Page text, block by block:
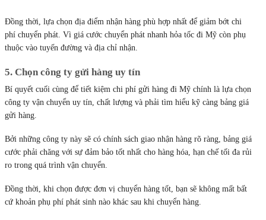
Đồng thời, lựa chọn địa điểm nhận hàng phù hợp nhất để giảm bớt chi
phí chuyển phát. Vì giá cước chuyển phát nhanh hỏa tốc đi Mỹ còn phụ
thuộc vào tuyến đường và địa chỉ nhận.
5. Chọn công ty gửi hàng uy tín
Bí quyết cuối cùng để tiết kiệm chi phí gửi hàng đi Mỹ chính là lựa chọn
công ty vận chuyển uy tín, chất lượng và phải tìm hiểu kỹ càng bảng giá
gửi hàng.
Bởi những công ty này sẽ có chính sách giao nhận hàng rõ ràng, bảng giá
cước phải chăng với sự đảm bảo tốt nhất cho hàng hóa, hạn chế tối đa rủi
ro trong quá trình vận chuyển.
Đồng thời, khi chọn được đơn vị chuyển hàng tốt, bạn sẽ không mất bất
cứ khoản phụ phí phát sinh nào khác sau khi chuyển hàng.